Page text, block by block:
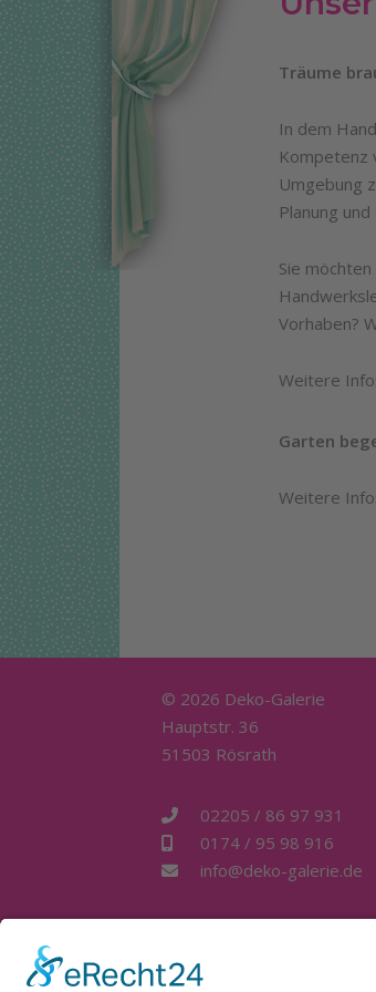
Träume
In dem
Kompetenz
Umgebung
Planung
Sie
Vorhaben?
Weitere
Garten
Weitere
© 2026 Deko-Galerie
Hauptstr. 36
51503 Rösrath
02205 / 86 97 931
0174 / 95 98 916
info@deko-galerie.de